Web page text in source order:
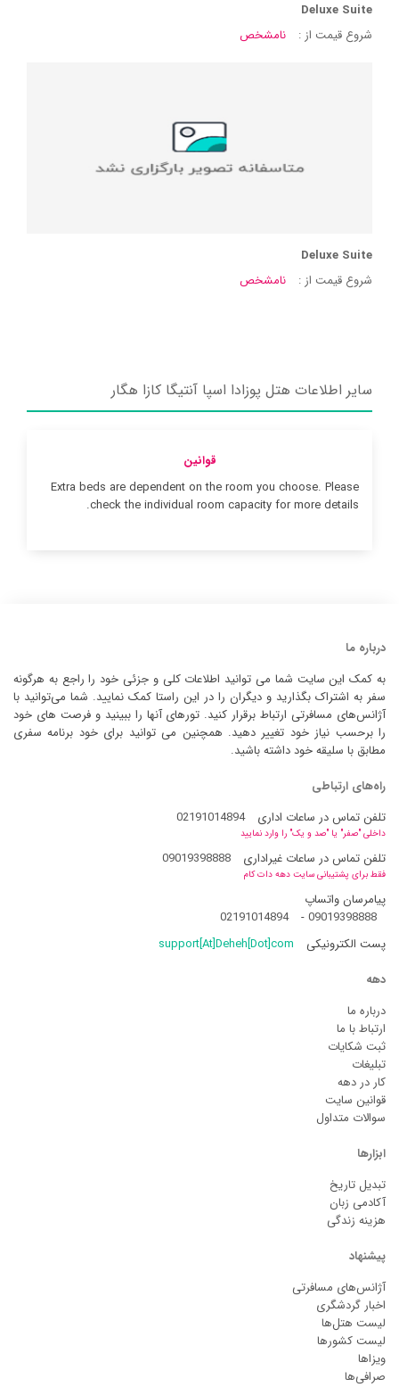
Deluxe Suite
شروع قیمت از :
نامشخص
Deluxe Suite
شروع قیمت از :
نامشخص
سایر اطلاعات هتل پوزادا اسپا آنتیگا کازا هگار
قوانین
Extra beds are dependent on the room you choose. Please
check the individual room capacity for more details.
درباره ما
به کمک این سایت شما می توانید اطلاعات کلی و جزئی خود را راجع به هرگونه
سفر به اشتراک بگذارید و دیگران را در این راستا کمک نمایید. شما می‌توانید با
آژانس‌های مسافرتی ارتباط برقرار کنید. تورهای آنها را ببینید و فرصت های خود
را برحسب نیاز خود تغییر دهید. همچنین می توانید برای خود برنامه سفری
مطابق با سلیقه خود داشته باشید.
راه‌های ارتباطی
تلفن تماس در ساعات اداری
02191014894
داخلی "صفر" یا "صد و یک" را وارد نمایید
تلفن تماس در ساعات غیراداری 09019398888
فقط برای پشتیبانی سایت دهه دات کام
پیامرسان واتساپ
09019398888
-
02191014894
پست الکترونیکی
support[At]Deheh[Dot]com
دهه
درباره ما
ارتباط با ما
ثبت شکایات
تبلیغات
کار در دهه
قوانین سایت
سوالات متداول
ابزارها
تبدیل تاریخ
آکادمی زبان
هزینه زندگی
پیشنهاد
آژانس‌های مسافرتی
اخبار گردشگری
لیست هتل‌ها
لیست کشورها
ویزاها
صرافی‌ها